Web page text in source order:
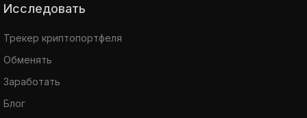
Исследовать
Трекер криптопортфеля
Обменять
Заработать
Блог